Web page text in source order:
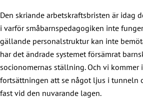
Den skriande arbetskraftsbristen är idag
i varför småbarnspedagogiken inte
gällande personalstruktur kan inte
har det ändrade systemet försämrat
socionomernas ställning. Och vi kommer
fortsättningen att se något ljus i tunneln
fast vid den nuvarande lagen.